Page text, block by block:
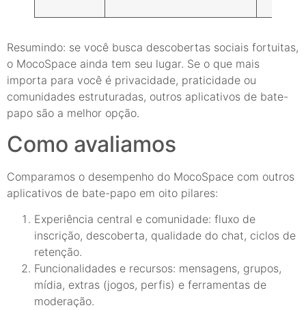
Resumindo: se você busca descobertas sociais fortuitas,
o MocoSpace ainda tem seu lugar. Se o que mais
importa para você é privacidade, praticidade ou
comunidades estruturadas, outros aplicativos de bate-
papo são a melhor opção.
Como avaliamos
Comparamos o desempenho do MocoSpace com outros
aplicativos de bate-papo em oito pilares:
Experiência central e comunidade: fluxo de
inscrição, descoberta, qualidade do chat, ciclos de
retenção.
Funcionalidades e recursos: mensagens, grupos,
mídia, extras (jogos, perfis) e ferramentas de
moderação.